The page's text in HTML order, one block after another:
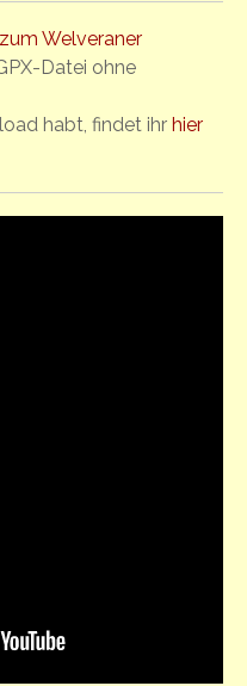
zum Welveraner
Datei ohne
habt, findet ihr hier